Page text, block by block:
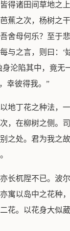
得诸田间草地之
蕉之次，杨树之
舍母何乐？至于
与之言，则曰：‘
沦陷其中，竟无
幸彼得我。”
地丁花之种法，
，在柳树之侧。
之处。君为我之
长杌陧不已。波
寓以岛中之花种
花。以花身大似